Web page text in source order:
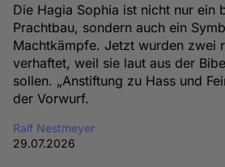
Die Hagia Sophia ist nicht nur ein
Prachtbau, sondern auch ein
Machtkämpfe. Jetzt wurden zwei
verhaftet, weil sie laut aus der
sollen. „Anstiftung zu Hass und
der Vorwurf.
Ralf Nestmeyer
29.07.2026